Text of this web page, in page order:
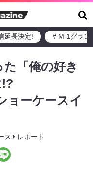
延長決定! # M-1グラン
「俺の好き
ョーケースイ
ス レポート